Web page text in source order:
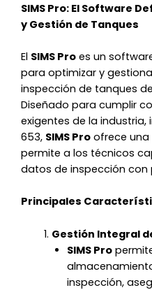
SIMS Pro: El Software
y Gestión de Tanques
El SIMS Pro es un
para optimizar y
inspección de tanques
Diseñado para cumplir
exigentes de la industria,
653, SIMS Pro ofrece
permite a los técnicos
datos de inspección con
Principales
Gestión Integral
SIMS Pro
inspección,